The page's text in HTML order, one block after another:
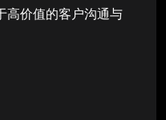
高价值的客户沟通与